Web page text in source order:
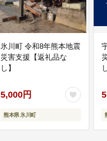
氷川町 令和8年熊本地震
災害支援【返礼品な
し】
5,000円
熊本県 氷川町